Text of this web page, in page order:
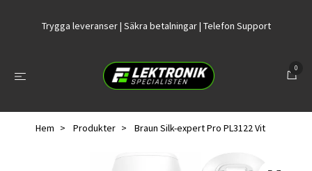
Trygga leveranser | Säkra betalningar | Telefon Support
0
Hem Produkter Braun Silk-expert Pro PL3122 Vit